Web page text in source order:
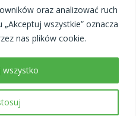
oraz analizować ruch
wszystkie” oznacza
nas plików cookie.
wszystko